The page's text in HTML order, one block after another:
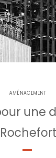
AMÉNAGEMENT
une